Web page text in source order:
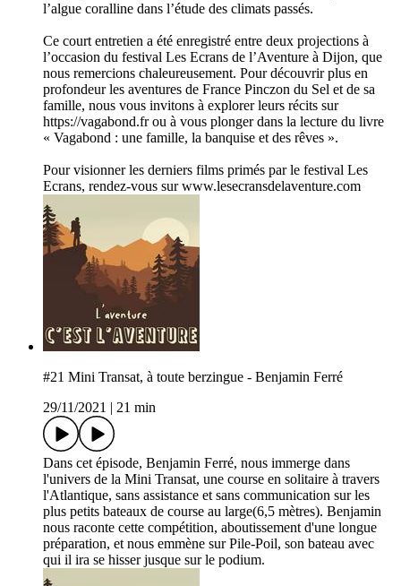
l’algue coralline dans l’étude des climats passés.
Ce court entretien a été enregistré entre deux projections à
l’occasion du festival Les Ecrans de l’Aventure à Dijon, que
nous remercions chaleureusement. Pour découvrir plus en
profondeur les aventures de France Pinczon du Sel et de sa
famille, nous vous invitons à explorer leurs récits sur
https://vagabond.fr ou à vous plonger dans la lecture du livre
« Vagabond : une famille, la banquise et des rêves ».
Pour visionner les derniers films primés par le festival Les
Ecrans, rendez-vous sur www.lesecransdelaventure.com
#21 Mini Transat, à toute berzingue - Benjamin Ferré
29/11/2021
21 min
Dans cet épisode, Benjamin Ferré, nous immerge dans
l'univers de la Mini Transat, une course en solitaire à travers
l'Atlantique, sans assistance et sans communication sur les
plus petits bateaux de course au large(6,5 mètres). Benjamin
nous raconte cette compétition, aboutissement d'une longue
préparation, et nous emmène sur Pile-Poil, son bateau avec
qui il ira se hisser jusque sur le podium.